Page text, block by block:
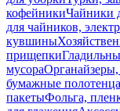
кофейникиЧайники
для чайников,
кувшины
прищепки
мусора
бумажные полотенца
пакетыФольга,